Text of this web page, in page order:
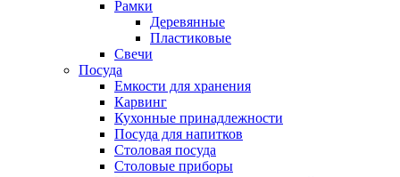
Рамки
Деревянные
Пластиковые
Свечи
Посуда
Емкости для хранения
Карвинг
Кухонные принадлежности
Посуда для напитков
Столовая посуда
Столовые приборы